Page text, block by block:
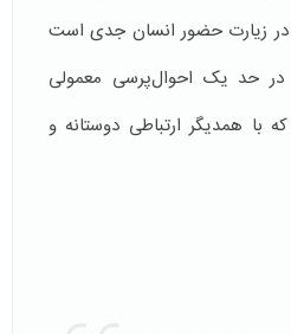
در زیارت حضور انسان جدی است
در حد یک احوال‌پرسی معمولی
با همدیگر ارتباطی دوستانه و